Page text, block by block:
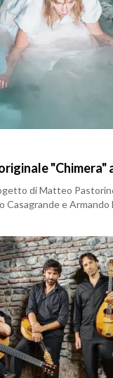
"Chimera"
di Matteo
Casagrande e Armando